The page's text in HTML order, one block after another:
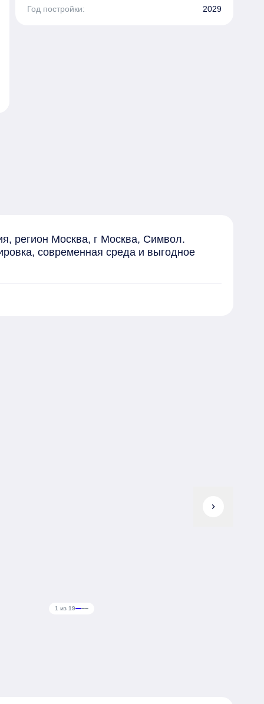
Год постройки:
2029
регион Москва, г Москва, Символ.
современная среда и выгодное
chevron_right
1 из 19